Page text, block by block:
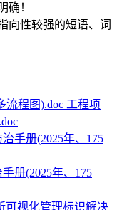
确！
向性较强的短语、词
工程项
册(2025年、175